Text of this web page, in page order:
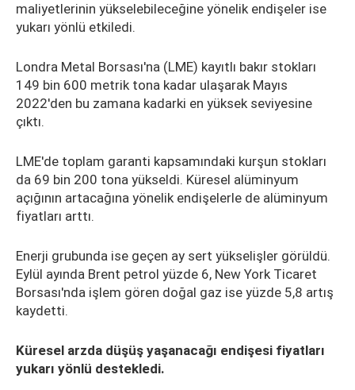
maliyetlerinin yükselebileceğine yönelik endişeler ise
yukarı yönlü etkiledi.
Londra Metal Borsası'na (LME) kayıtlı bakır stokları
149 bin 600 metrik tona kadar ulaşarak Mayıs
2022'den bu zamana kadarki en yüksek seviyesine
çıktı.
LME'de toplam garanti kapsamındaki kurşun stokları
da 69 bin 200 tona yükseldi. Küresel alüminyum
açığının artacağına yönelik endişelerle de alüminyum
fiyatları arttı.
Enerji grubunda ise geçen ay sert yükselişler görüldü.
Eylül ayında Brent petrol yüzde 6, New York Ticaret
Borsası'nda işlem gören doğal gaz ise yüzde 5,8 artış
kaydetti.
Küresel arzda düşüş yaşanacağı endişesi fiyatları
yukarı yönlü destekledi.